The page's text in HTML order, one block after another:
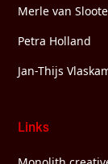
Merle van
Petra Holland
Jan-Thijs
Links